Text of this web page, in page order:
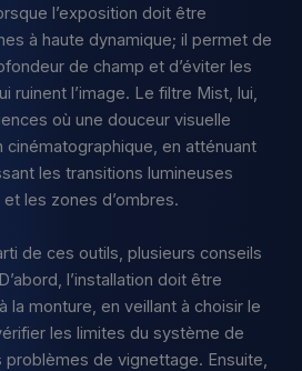
l’exposition doit être
à haute dynamique; il permet de
de champ et d’éviter les
ruinent l’image. Le filtre Mist, lui,
où une douceur visuelle
cinématographique, en atténuant
les transitions lumineuses
les zones d’ombres.
de ces outils, plusieurs conseils
l’installation doit être
la monture, en veillant à choisir le
les limites du système de
problèmes de vignettage. Ensuite,